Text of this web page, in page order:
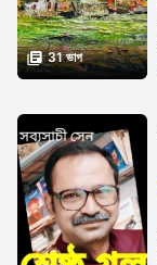
 31 ভাগ